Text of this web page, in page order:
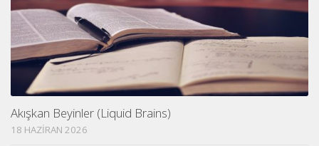
Akışkan Beyinler (Liquid Brains)
18 HAZIRAN 2026